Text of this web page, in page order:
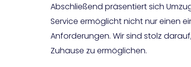
Abschließend präsentiert sich
Service ermöglicht nicht nur einen
Anforderungen. Wir sind stolz
Zuhause zu ermöglichen.